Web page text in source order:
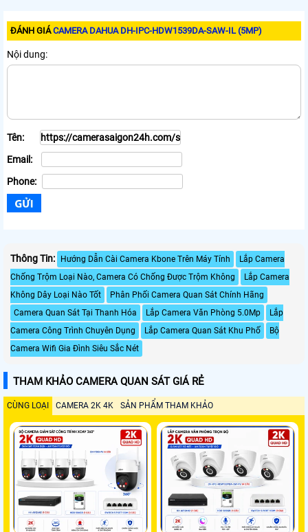
ĐÁNH GIÁCAMERA DAHUA DH-IPC-HDW1539DA-SAW-IL (5MP)
Nội dung:
Tên:
Email:
Phone:
Thông Tin: Hướng Dẫn Cài Camera Kbone Trên Máy Tính
Lắp Camera
Chống Trộm Loại Nào, Camera Có Chống Được Trộm Không
Lắp Camera
Không Dây Loại Nào Tốt
Phân Phối Camera Quan Sát Chính Hãng
Camera Quan Sát Tại Thanh Hóa
Lắp Camera Văn Phòng 5.0Mp
Lắp
Camera Công Trình Chuyên Dụng
Lắp Camera Quan Sát Khu Phố
Bộ
Camera Wifi Gia Đình Siêu Sắc Nét
THAM KHẢO CAMERA QUAN SÁT GIÁ RẺ
CÙNG LOẠI CAMERA 2K 4K SẢN PHẨM THAM KHẢO